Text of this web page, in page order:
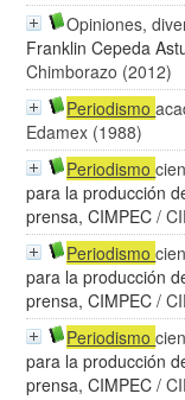
Opiniones,
Franklin Cepeda
Chimborazo (2012)
Periodismo
Edamex (1988)
Periodismo
para la producción
prensa, CIMPEC /
Periodismo
para la producción
prensa, CIMPEC /
Periodismo
para la producción
prensa, CIMPEC /